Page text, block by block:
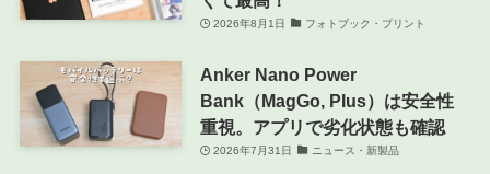
2026年8月1日 フォトブック・プリント
Anker Nano Power
Bank（MagGo, Plus）は安全性
重視。アプリで劣化状態も確認
2026年7月31日 ニュース・新製品